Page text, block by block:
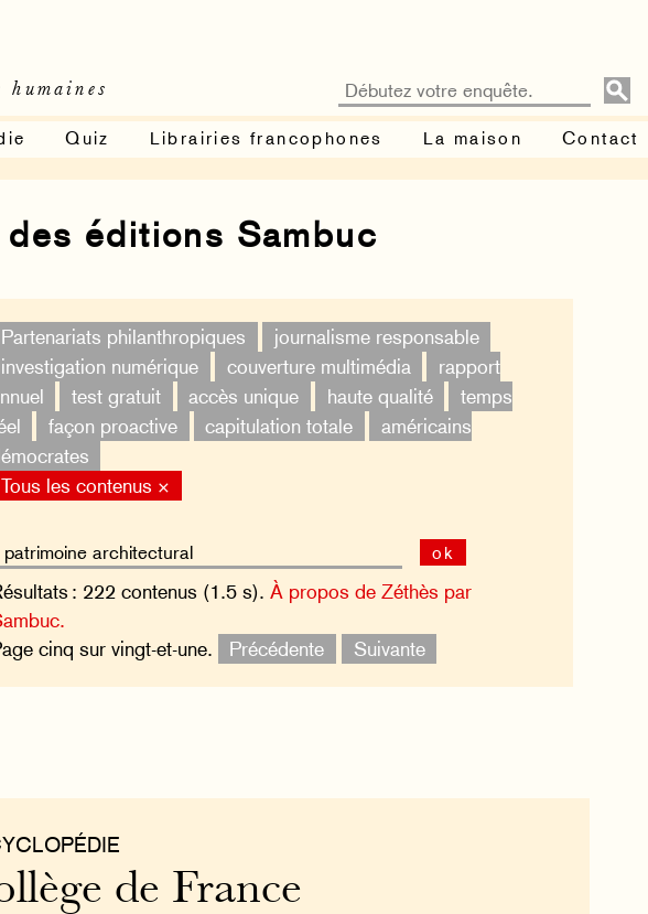
Quiz Librairies francophones La maison Contact
éditions Sambuc
Partenariats philanthropiques
journalisme responsable
investigation numérique
couverture multimédia
rapport
test gratuit accès unique haute qualité
temps
façon proactive capitulation totale
américains
Tous les contenus ×
ok
: 222 contenus (1.5 s). À propos de Zéthès par
cinq sur vingt-et-une.
Précédente Suivante
de France